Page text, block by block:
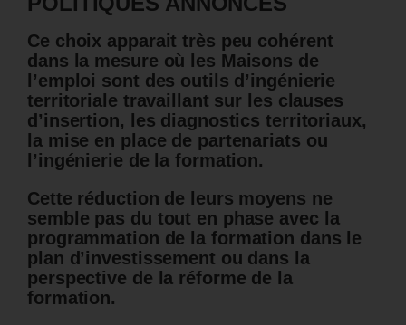
Ce choix apparait très peu cohérent
dans la mesure où les Maisons de
l’emploi sont des outils d’ingénierie
territoriale travaillant sur les clauses
d’insertion, les diagnostics territoriaux,
la mise en place de partenariats ou
l’ingénierie de la formation.
Cette réduction de leurs moyens ne
semble pas du tout en phase avec la
programmation de la formation dans le
plan d’investissement ou dans la
perspective de la réforme de la
formation.